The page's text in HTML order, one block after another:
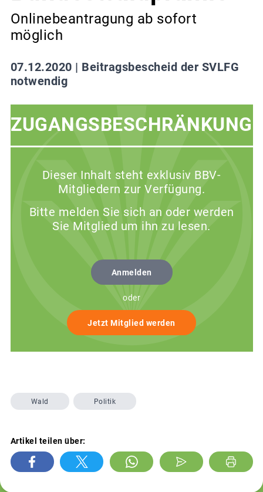
Onlinebeantragung ab sofort
möglich
07.12.2020 | Beitragsbescheid der SVLFG
notwendig
ZUGANGSBESCHRÄNKUNG
Dieser Inhalt steht exklusiv BBV-
Mitgliedern zur Verfügung.
Bitte melden Sie sich an oder werden
Sie Mitglied um ihn zu lesen.
Anmelden
oder
Jetzt Mitglied werden
Wald Politik
Artikel teilen über: